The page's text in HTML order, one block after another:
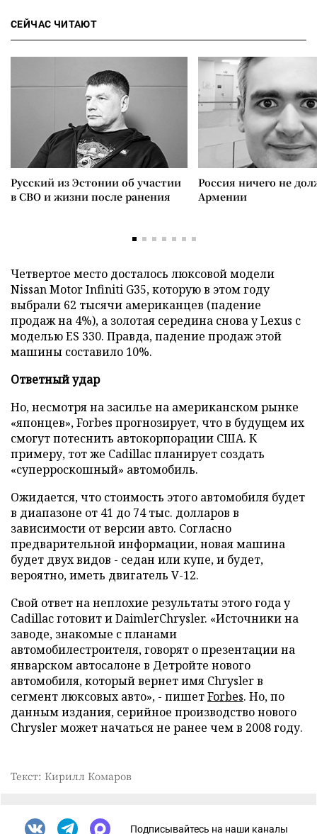
СЕЙЧАС ЧИТАЮТ
Русский из Эстонии об участии
в СВО и жизни после ранения
Россия ничего не
Армении
Четвертое место досталось люксовой модели
Nissan Motor Infiniti G35, которую в этом году
выбрали 62 тысячи американцев (падение
продаж на 4%), а золотая середина снова у Lexus с
моделью ES 330. Правда, падение продаж этой
машины составило 10%.
Ответный удар
Но, несмотря на засилье на американском рынке
«японцев», Forbes прогнозирует, что в будущем их
смогут потеснить автокорпорации США. К
примеру, тот же Cadillac планирует создать
«суперроскошный» автомобиль.
Ожидается, что стоимость этого автомобиля будет
в диапазоне от 41 до 74 тыс. долларов в
зависимости от версии авто. Согласно
предварительной информации, новая машина
будет двух видов - седан или купе, и будет,
вероятно, иметь двигатель V-12.
Свой ответ на неплохие результаты этого года у
Cadillac готовит и DaimlerChrysler. «Источники на
заводе, знакомые с планами
автомобилестроителя, говорят о презентации на
январском автосалоне в Детройте нового
автомобиля, который вернет имя Chrysler в
сегмент люксовых авто», - пишетForbes. Но, по
данным издания, серийное производство нового
Chrysler может начаться не ранее чем в 2008 году.
Текст: Кирилл Комаров
Подписывайтесь на наши каналы